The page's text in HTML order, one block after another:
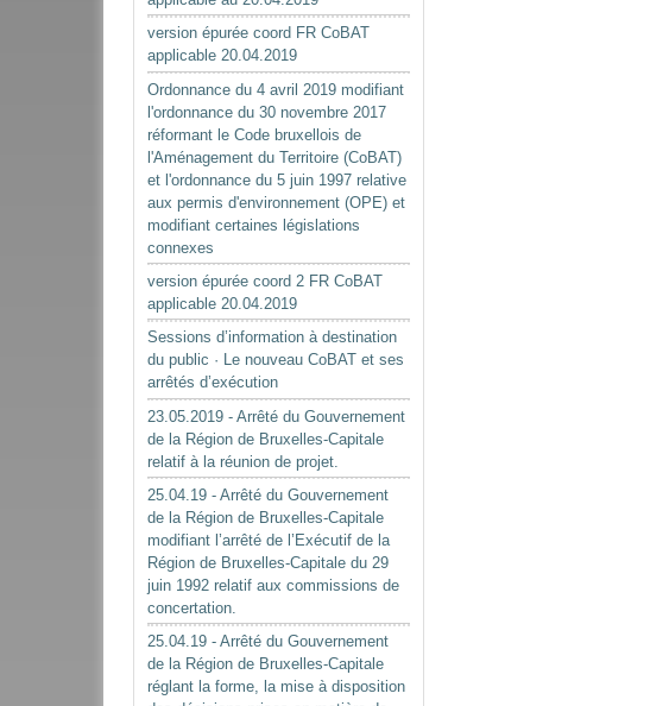
version épurée coord FR CoBAT
applicable 20.04.2019
Ordonnance du 4 avril 2019 modifiant
l'ordonnance du 30 novembre 2017
réformant le Code bruxellois de
l'Aménagement du Territoire (CoBAT)
et l'ordonnance du 5 juin 1997 relative
aux permis d'environnement (OPE) et
modifiant certaines législations
connexes
version épurée coord 2 FR CoBAT
applicable 20.04.2019
Sessions d’information à destination
du public · Le nouveau CoBAT et ses
arrêtés d’exécution
23.05.2019 - Arrêté du Gouvernement
de la Région de Bruxelles-Capitale
relatif à la réunion de projet.
25.04.19 - Arrêté du Gouvernement
de la Région de Bruxelles-Capitale
modifiant l’arrêté de l’Exécutif de la
Région de Bruxelles-Capitale du 29
juin 1992 relatif aux commissions de
concertation.
25.04.19 - Arrêté du Gouvernement
de la Région de Bruxelles-Capitale
réglant la forme, la mise à disposition